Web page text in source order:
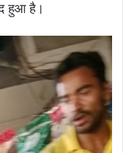
हुआ है।